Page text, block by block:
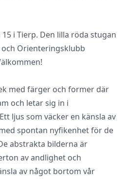
i Tierp. Den lilla röda stugan
Orienteringsklubb
med färger och former där
och letar sig in i
ljus som väcker en känsla av
spontan nyfikenhet för de
abstrakta bilderna är
av andlighet och
av något bortom vår